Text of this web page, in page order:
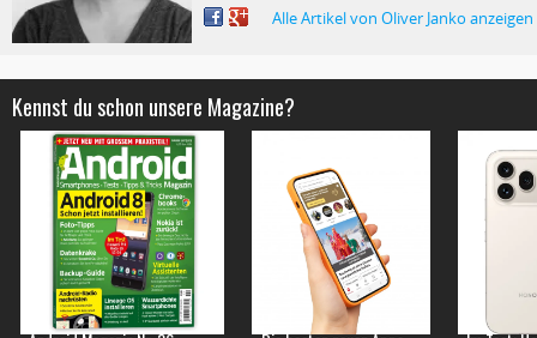
Alle Artikel von Oliver Janko anzeigen
Kennst du schon unsere Magazine?